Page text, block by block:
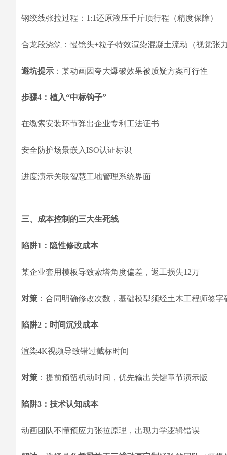
钢绞线张拉过程：1:1还原液压千斤顶行程（精度保障）
合龙段浇筑：慢镜头+粒子特效渲染混凝土流动（视觉张
避坑提示 ：某动画因夸大爆破效果被质疑方案可行性
步骤4：植入“中标钩子”
在缆索安装环节弹出企业专利工法证书
安全防护场景嵌入ISO认证标识
进度演示关联智慧工地管理系统界面
三、成本控制的三大生死线
陷阱1：隐性修改成本
某企业套用模板导致索塔角度偏差，返工损失12万
对策 ：合同明确修改次数，基础模型须经土木工程师签字
陷阱2：时间沉没成本
渲染4K视频导致错过截标时间
对策 ：提前预留机动时间，优先输出关键章节演示版
陷阱3：技术认知成本
动画团队不懂预应力张拉原理，出现力学逻辑错误